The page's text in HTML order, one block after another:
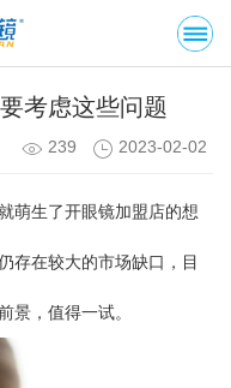
考虑这些问题
239 2023-02-02
萌生了开眼镜加盟店的想
存在较大的市场缺口，目
景，值得一试。